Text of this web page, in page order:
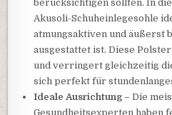
berücksichtigen sollten. In
Akusoli-Schuheinlegesohle
atmungsaktiven und äußerst
ausgestattet ist. Diese
und verringert gleichzeitig
sich perfekt für
Ideale Ausrichtung – Die
Gesundheitsexperten haben